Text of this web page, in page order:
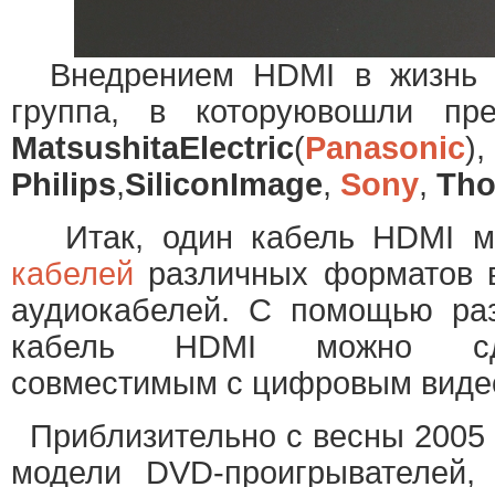
Внедрением HDMI в жизнь
группа, в которуювошли
MatsushitaElectric(Panasonic),
Philips,SiliconImage, Sony,
Итак, один кабель HDMI
кабелей различных форматов
аудиокабелей. С помощью
кабель HDMI можно
совместимым с цифровым
Приблизительно с весны 2005
модели DVD-